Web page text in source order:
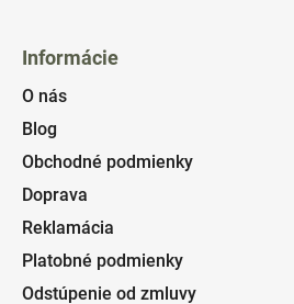
Informácie
O nás
Blog
Obchodné podmienky
Doprava
Reklamácia
Platobné podmienky
Odstúpenie od zmluvy